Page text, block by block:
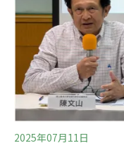
動能源轉型，實現非
境的衝突不斷、弊案
一方面，AI與半導體
人士也呼籲，重新將
技術要真正商轉，還
究所特聘教授李敏，
記者會中指出，「核
化反應器緩不濟急。
2025年07月11日